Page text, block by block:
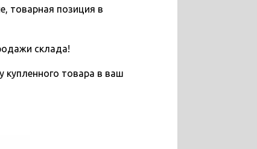
товарная позиция в
склада!
купленного товара в ваш